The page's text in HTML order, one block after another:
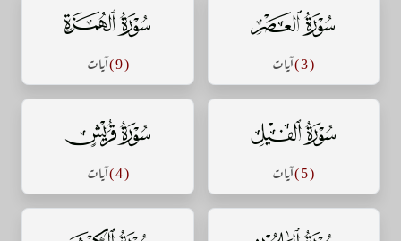
سورة العصر
( 3 ) آيات
سورة الهمزة
( 9 ) آيات
سورة الفيل
( 5 ) آيات
سورة قريش
( 4 ) آيات